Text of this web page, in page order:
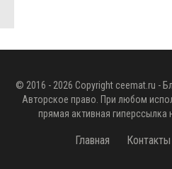
© 2016 - 2026 Copyright ceemat.ru -
Авторское право. При любом
прямая активная гиперссылка
Главная Контакты